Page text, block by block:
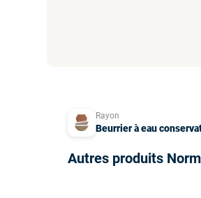
Rayon
Beurrier à eau
Autres produits